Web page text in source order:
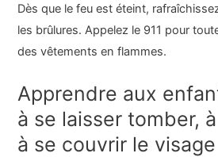
Dès que le feu est éteint,
les brûlures. Appelez le 911 pour
des vêtements en flammes.
Apprendre aux
à se laisser tomber,
à se couvrir le visage